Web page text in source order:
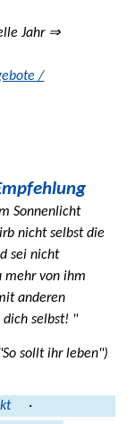
Jahr ⇒
/
Sonnenlicht
nicht selbst die
sei nicht
mehr von ihm
anderen
dich selbst! "
sollt ihr leben")
·